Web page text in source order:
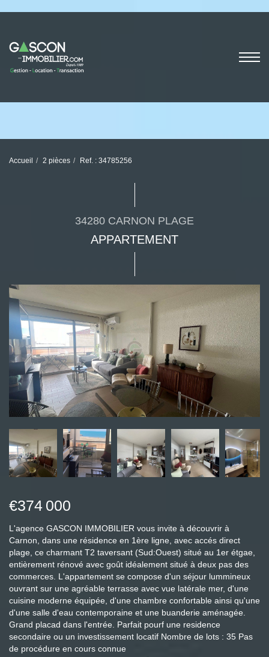
Accueil 2 pièces Ref. : 34785256
34280 CARNON PLAGE
APPARTEMENT
€374 000
L'agence GASCON IMMOBILIER vous invite à découvrir à
Carnon, dans une résidence en 1ère ligne, avec accés direct
plage, ce charmant T2 taversant (Sud:Ouest) situé au 1er étgae,
entièrement rénové avec goût idéalement situé à deux pas des
commerces. L'appartement se compose d'un séjour lummineux
ouvrant sur une agréable terrasse avec vue latérale mer, d'une
cuisine moderne équipée, d'une chambre confortable ainsi qu'une
d'une salle d'eau contemporaine et une buanderie aménagée.
Grand placad dans l'entrée. Parfait pourf une residence
secondaire ou un investissement locatif Nombre de lots : 35 Pas
de procédure en cours connue